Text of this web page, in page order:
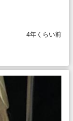
4年くらい前